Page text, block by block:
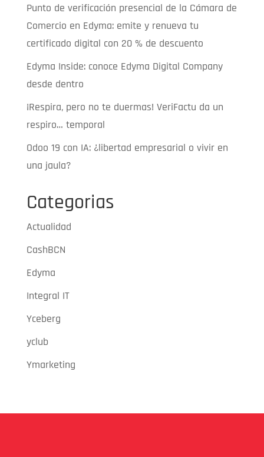
Punto de verificación presencial de la Cámara de
Comercio en Edyma: emite y renueva tu
certificado digital con 20 % de descuento
Edyma Inside: conoce Edyma Digital Company
desde dentro
¡Respira, pero no te duermas! VeriFactu da un
respiro… temporal
Odoo 19 con IA: ¿libertad empresarial o vivir en
una jaula?
Categorias
Actualidad
CashBCN
Edyma
Integral IT
Yceberg
yclub
Ymarketing